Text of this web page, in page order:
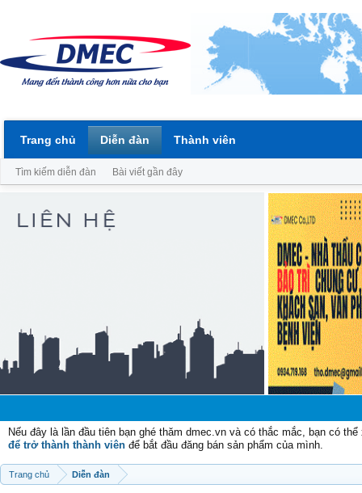
Nếu đây là lần đầu tiên bạn ghé thăm dmec.vn và có thắc mắc, bạn có
để trở thành thành viên để bắt đầu đăng bán sản phẩm của mình.
Trang chủ Diễn đàn
Trang chủ Diễn đàn
Tìm kiếm diễn đàn Bài viết gần đây
Thành viên